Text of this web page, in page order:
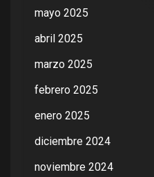
mayo 2025
abril 2025
marzo 2025
febrero 2025
enero 2025
diciembre 2024
noviembre 2024